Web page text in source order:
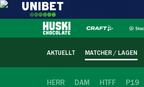
AKTUELLT MATCHER / LAGEN
HERR DAM HTFF P19